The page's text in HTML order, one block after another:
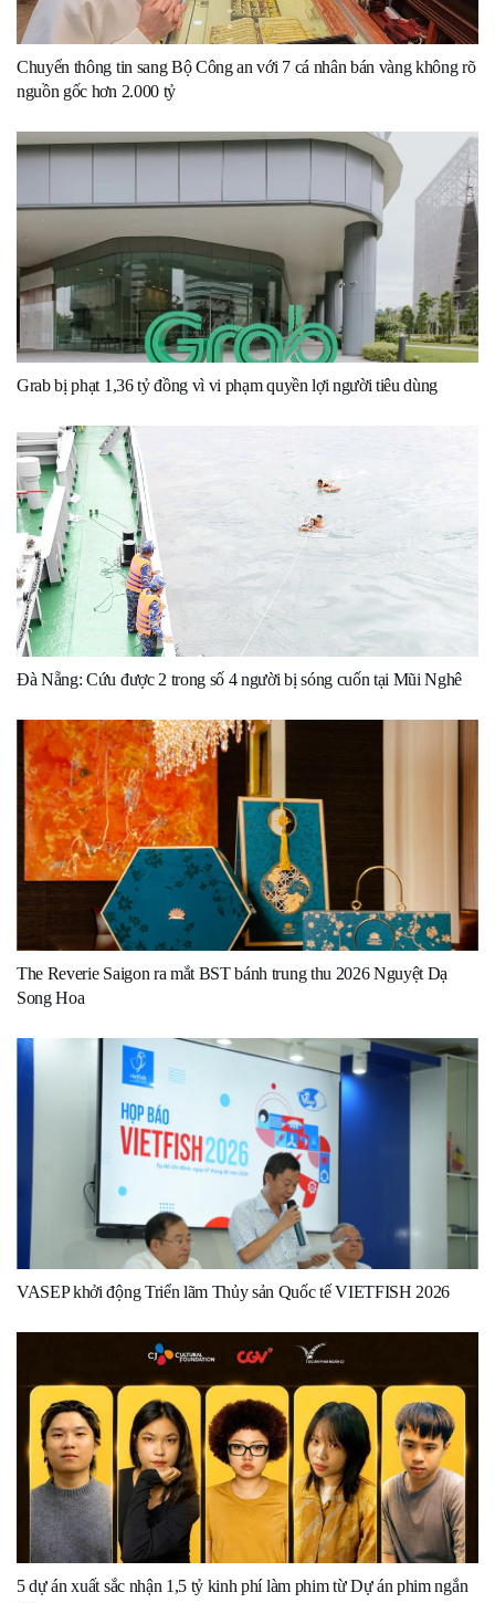
Chuyển thông tin sang Bộ Công an với 7 cá nhân bán vàng không rõ
nguồn gốc hơn 2.000 tỷ
Grab bị phạt 1,36 tỷ đồng vì vi phạm quyền lợi người tiêu dùng
Đà Nẵng: Cứu được 2 trong số 4 người bị sóng cuốn tại Mũi Nghê
The Reverie Saigon ra mắt BST bánh trung thu 2026 Nguyệt Dạ
Song Hoa
VASEP khởi động Triển lãm Thủy sản Quốc tế VIETFISH 2026
5 dự án xuất sắc nhận 1,5 tỷ kinh phí làm phim từ Dự án phim ngắn